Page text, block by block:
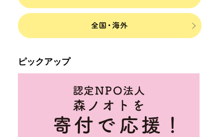
ピックアップ